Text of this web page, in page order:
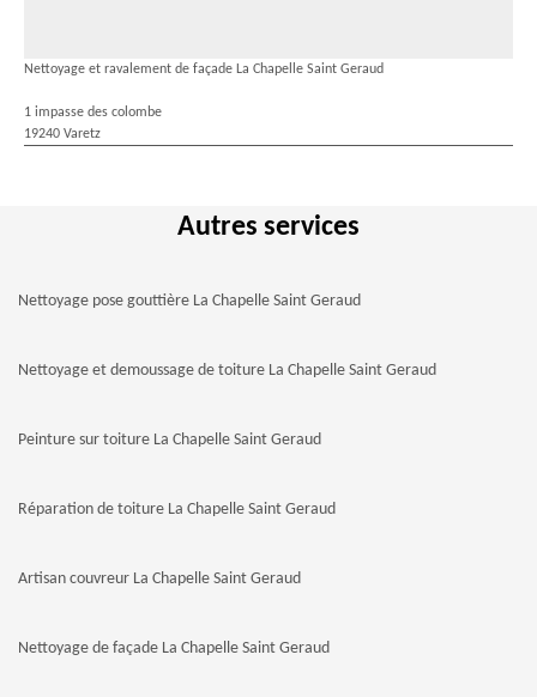
Nettoyage et ravalement de façade La Chapelle Saint Geraud
1 impasse des colombe
19240 Varetz
Autres services
Nettoyage pose gouttière La Chapelle Saint Geraud
Nettoyage et demoussage de toiture La Chapelle Saint Geraud
Peinture sur toiture La Chapelle Saint Geraud
Réparation de toiture La Chapelle Saint Geraud
Artisan couvreur La Chapelle Saint Geraud
Nettoyage de façade La Chapelle Saint Geraud